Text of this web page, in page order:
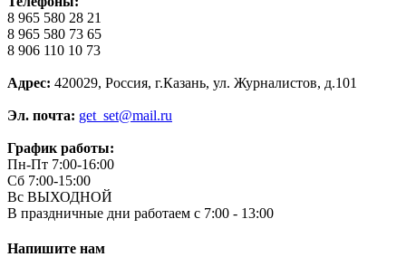
8 965 580 28 21
8 965 580 73 65
8 906 110 10 73
Адрес: 420029, Россия, г.Казань, ул. Журналистов, д.101
Эл. почта: get_set@mail.ru
График работы:
Пн-Пт 7:00-16:00
Сб 7:00-15:00
Вс ВЫХОДНОЙ
В праздничные дни работаем с 7:00 - 13:00
Напишите нам